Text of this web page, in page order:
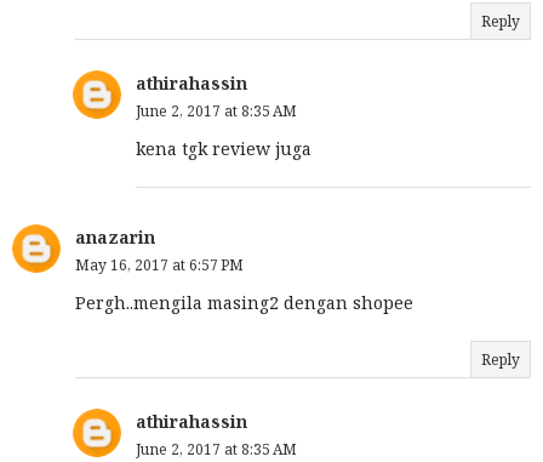
Reply
athirahassin
June 2, 2017 at 8:35 AM
kena tgk review juga
anazarin
May 16, 2017 at 6:57 PM
Pergh..mengila masing2 dengan shopee
Reply
athirahassin
June 2, 2017 at 8:35 AM